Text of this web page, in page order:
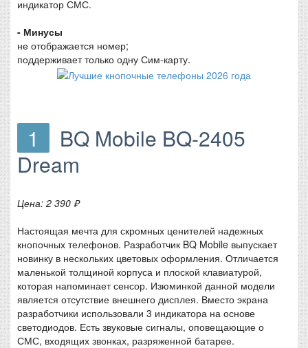
индикатор СМС.
- Минусы
не отображается номер;
поддерживает только одну Сим-карту.
1
BQ Mobile BQ-2405
Dream
Цена: 2 390 ₽
Настоящая мечта для скромных ценителей надежных
кнопочных телефонов. Разработчик BQ Mobile выпускает
новинку в нескольких цветовых оформления. Отличается
маленькой толщиной корпуса и плоской клавиатурой,
которая напоминает сенсор. Изюминкой данной модели
является отсутствие внешнего дисплея. Вместо экрана
разработчики использовали 3 индикатора на основе
светодиодов. Есть звуковые сигналы, оповещающие о
СМС, входящих звонках, разряженной батарее.